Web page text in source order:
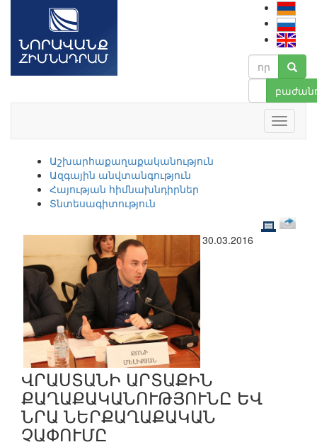
Աշխարհաքաղաքականություն
Ազգային անվտանգություն
Հայության հիմնախնդիրներ
Տնտեսագիտություն
30.03.2016
ՎՐԱՍՏԱՆԻ ԱՐՏԱՔԻՆ
ՔԱՂԱՔԱԿԱՆՈՒԹՅՈՒՆԸ ԵՎ
ՆՐԱ ՆԵՐՔԱՂԱՔԱԿԱՆ
ՉԱՓՈՒՄԸ